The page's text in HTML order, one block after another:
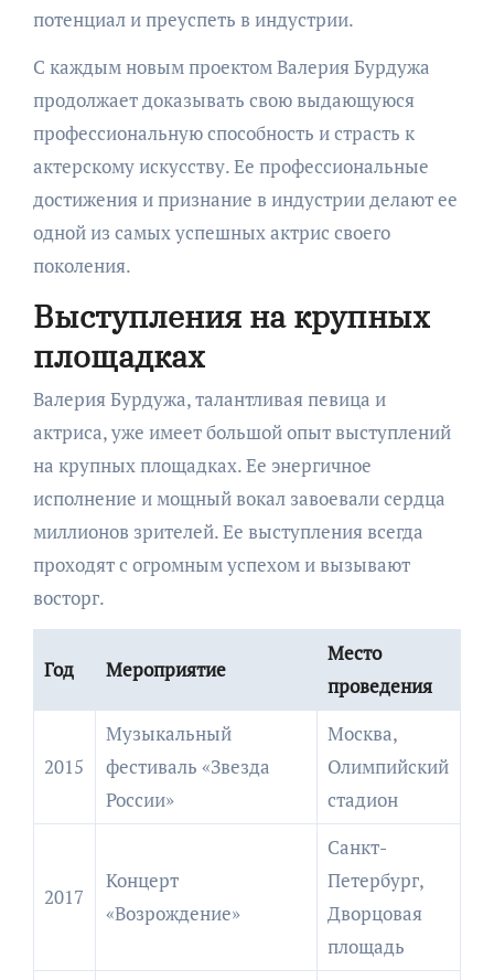
потенциал и преуспеть в индустрии.
С каждым новым проектом Валерия Бурдужа
продолжает доказывать свою выдающуюся
профессиональную способность и страсть к
актерскому искусству. Ее профессиональные
достижения и признание в индустрии делают ее
одной из самых успешных актрис своего
поколения.
Выступления на крупных
площадках
Валерия Бурдужа, талантливая певица и
актриса, уже имеет большой опыт выступлений
на крупных площадках. Ее энергичное
исполнение и мощный вокал завоевали сердца
миллионов зрителей. Ее выступления всегда
проходят с огромным успехом и вызывают
восторг.
Год Мероприятие
Место
проведения
2015
Музыкальный
фестиваль «Звезда
России»
Москва,
Олимпийский
стадион
2017
Концерт
«Возрождение»
Санкт-
Петербург,
Дворцовая
площадь